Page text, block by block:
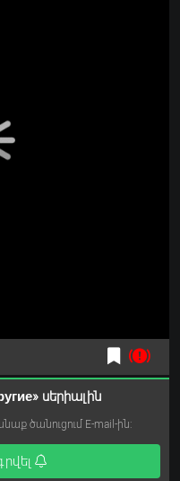
սերիալին
ծանուցում E-mail-ին: